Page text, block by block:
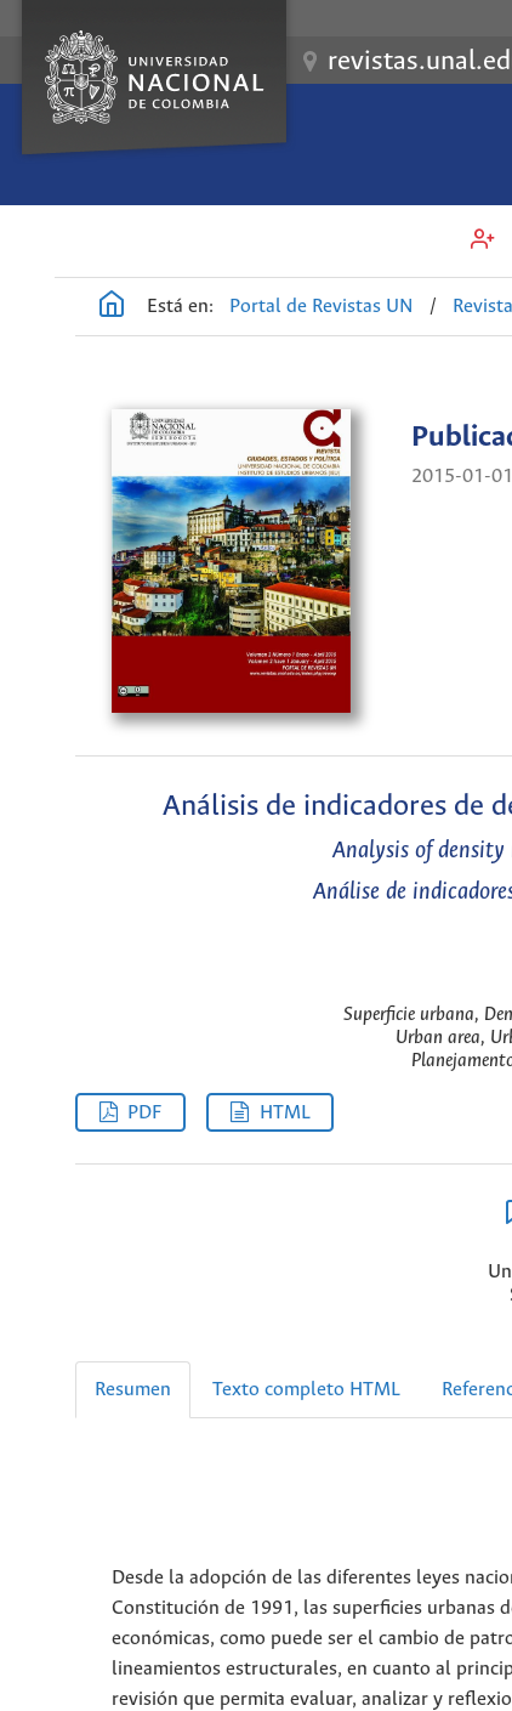
Está en: Portal de Revistas UN /
2015-01-01
Análisis de indicadores de
Analysis of
Análise de
Superficie urbana,
Urban area,
PDF HTML
Resumen Texto completo HTML
Desde la adopción de las diferentes leyes
Constitución de 1991, las superficies urbanas
económicas, como puede ser el cambio de
lineamientos estructurales, en cuanto al
revisión que permita evaluar, analizar y